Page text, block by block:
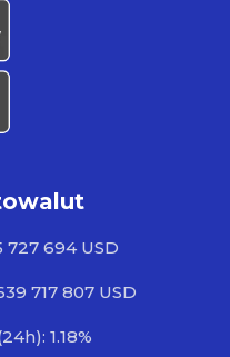
727 694 USD
717 807 USD
1.18%